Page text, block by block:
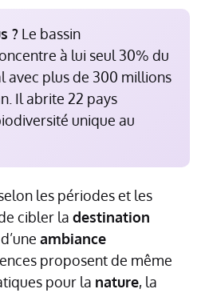
? Le bassin
à lui seul 30% du
avec plus de 300 millions
Il abrite 22 pays
unique au
les périodes et les
cibler la destination
ambiance
proposent de même
pour la nature, la